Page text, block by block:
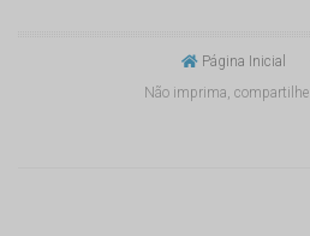
Página Inicial
Não imprima, compartilhe